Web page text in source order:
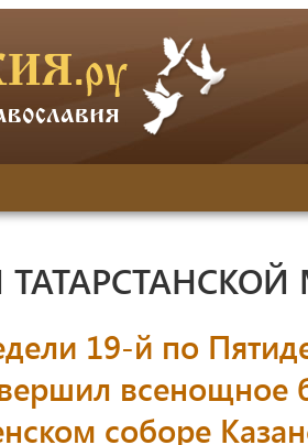
19-й по
всенощное
соборе